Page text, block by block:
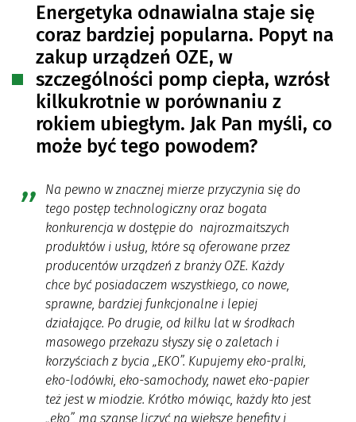
Energetyka odnawialna staje się
coraz bardziej popularna. Popyt na
zakup urządzeń OZE, w
szczególności pomp ciepła, wzrósł
kilkukrotnie w porównaniu z
rokiem ubiegłym. Jak Pan myśli, co
może być tego powodem?
Na pewno w znacznej mierze przyczynia się do
tego postęp technologiczny oraz bogata
konkurencja w dostępie do najrozmaitszych
produktów i usług, które są oferowane przez
producentów urządzeń z branży OZE. Każdy
chce być posiadaczem wszystkiego, co nowe,
sprawne, bardziej funkcjonalne i lepiej
działające. Po drugie, od kilku lat w środkach
masowego przekazu słyszy się o zaletach i
korzyściach z bycia „EKO”. Kupujemy eko-pralki,
eko-lodówki, eko-samochody, nawet eko-papier
też jest w miodzie. Krótko mówiąc, każdy kto jest
„eko”, ma szanse liczyć na większe benefity i